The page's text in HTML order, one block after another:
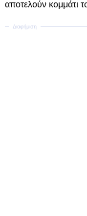
αποτελούν κομμάτι